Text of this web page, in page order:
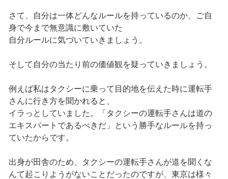
さて、自分は一体どんなルールを持っているのか、ご自
身で今まで無意識に敷いていた
自分ルールに気づいていきましょう。
そして自分の当たり前の価値観を疑っていきましょう。
例えば私はタクシーに乗って目的地を伝えた時に運転手
さんに行き方を聞かれると、
イラっとしていました。「タクシーの運転手さんは道の
エキスパートであるべきだ」という勝手なルールを持っ
ていたからです。
出身が田舎のため、タクシーの運転手さんが道を聞くな
んて起こりようがないことだったのですが、東京は様々